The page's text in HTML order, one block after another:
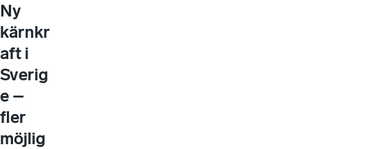
Ny
kärnkr
aft i
Sverig
e –
fler
möjlig